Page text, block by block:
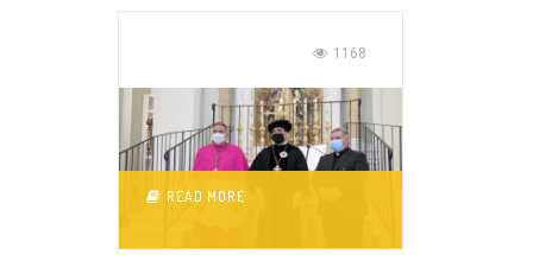
1168
READ MORE